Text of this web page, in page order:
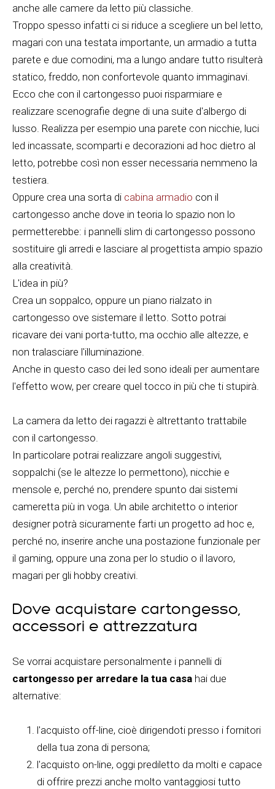
anche alle camere da letto più classiche.
Troppo spesso infatti ci si riduce a scegliere un bel letto,
magari con una testata importante, un armadio a tutta
parete e due comodini, ma a lungo andare tutto risulterà
statico, freddo, non confortevole quanto immaginavi.
Ecco che con il cartongesso puoi risparmiare e
realizzare scenografie degne di una suite d'albergo di
lusso. Realizza per esempio una parete con nicchie, luci
led incassate, scomparti e decorazioni ad hoc dietro al
letto, potrebbe così non esser necessaria nemmeno la
testiera.
Oppure crea una sorta di cabina armadio con il
cartongesso anche dove in teoria lo spazio non lo
permetterebbe: i pannelli slim di cartongesso possono
sostituire gli arredi e lasciare al progettista ampio spazio
alla creatività.
L'idea in più?
Crea un soppalco, oppure un piano rialzato in
cartongesso ove sistemare il letto. Sotto potrai
ricavare dei vani porta-tutto, ma occhio alle altezze, e
non tralasciare l'illuminazione.
Anche in questo caso dei led sono ideali per aumentare
l'effetto wow, per creare quel tocco in più che ti stupirà.
La camera da letto dei ragazzi è altrettanto trattabile
con il cartongesso.
In particolare potrai realizzare angoli suggestivi,
soppalchi (se le altezze lo permettono), nicchie e
mensole e, perché no, prendere spunto dai sistemi
cameretta più in voga. Un abile architetto o interior
designer potrà sicuramente farti un progetto ad hoc e,
perché no, inserire anche una postazione funzionale per
il gaming, oppure una zona per lo studio o il lavoro,
magari per gli hobby creativi.
Dove acquistare cartongesso,
accessori e attrezzatura
Se vorrai acquistare personalmente i pannelli di
cartongesso per arredare la tua casa hai due
alternative:
l'acquisto off-line, cioè dirigendoti presso i fornitori
della tua zona di persona;
l'acquisto on-line, oggi prediletto da molti e capace
di offrire prezzi anche molto vantaggiosi tutto